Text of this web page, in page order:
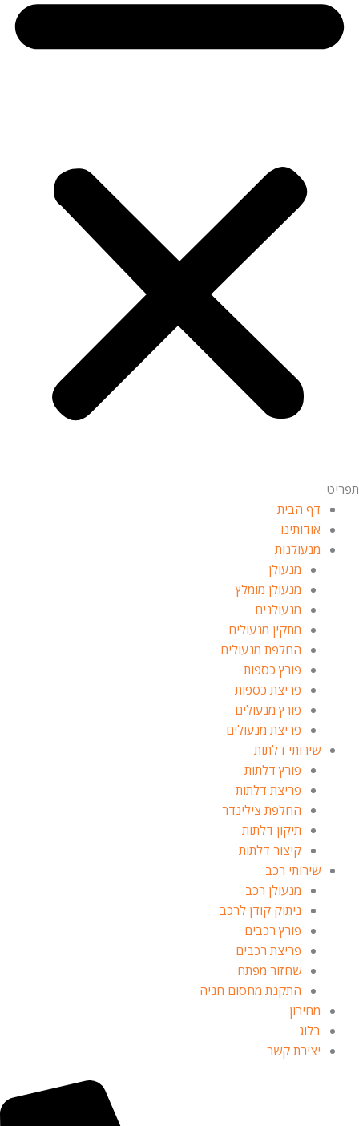
תפריט
דף הבית
אודותינו
מנעולנות
מנעולן
מנעולן מומלץ
מנעולנים
מתקין מנעולים
החלפת מנעולים
פורץ כספות
פריצת כספות
פורץ מנעולים
פריצת מנעולים
שירותי דלתות
פורץ דלתות
פריצת דלתות
החלפת צילינדר
תיקון דלתות
קיצור דלתות
שירותי רכב
מנעולן רכב
ניתוק קודן לרכב
פורץ רכבים
פריצת רכבים
שחזור מפתח
התקנת מחסום חניה
מחירון
בלוג
יצירת קשר